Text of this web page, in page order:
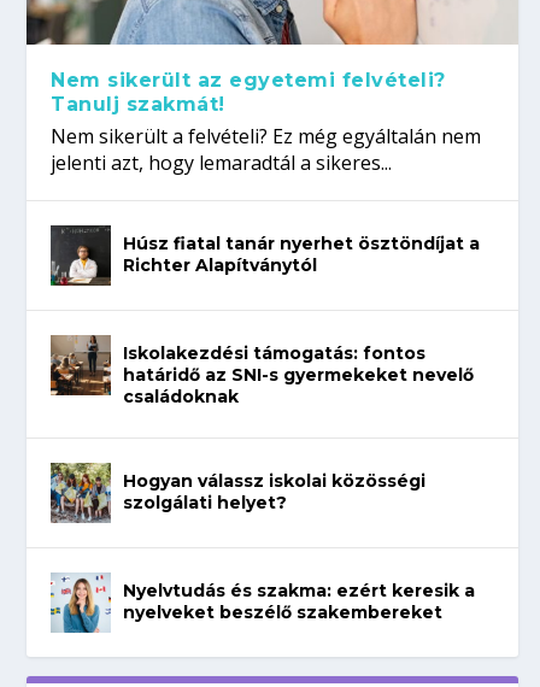
Nem sikerült az egyetemi felvételi?
Tanulj szakmát!
Nem sikerült a felvételi? Ez még egyáltalán nem
jelenti azt, hogy lemaradtál a sikeres...
Húsz fiatal tanár nyerhet ösztöndíjat a
Richter Alapítványtól
Iskolakezdési támogatás: fontos
határidő az SNI-s gyermekeket nevelő
családoknak
Hogyan válassz iskolai közösségi
szolgálati helyet?
Nyelvtudás és szakma: ezért keresik a
nyelveket beszélő szakembereket